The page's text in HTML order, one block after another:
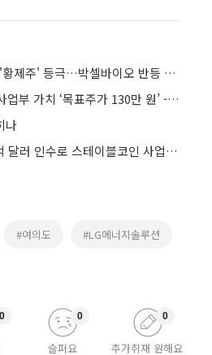
LG화학, 배터리 기대감 '황제주' 등극…박셀바이오 반등 성공
LG화학, 높아지는 전지사업부 가치 ‘목표주가 130만 원’ - 유진투자증권
나
마스터카드, BVNK 18억 달러 인수로 스테이블코인 사업 본격 확장
#여의도 #LG에너지솔루션
0
슬퍼요
0
추가취재 원해요
0